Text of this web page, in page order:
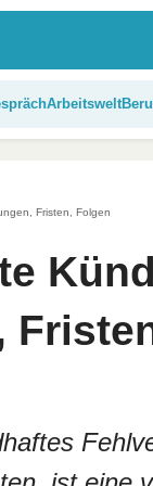
Arbeitswelt
Fristen, Folgen